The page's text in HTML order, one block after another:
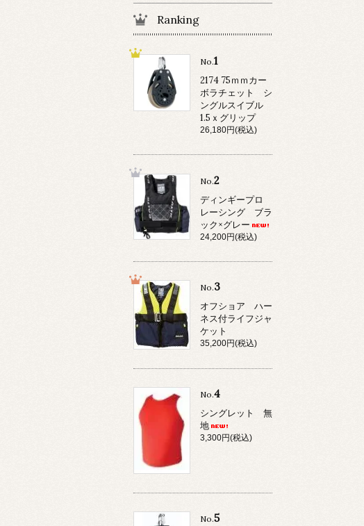
Ranking
No.1
2174 75ｍｍカー
ボラチェット シ
ングルスイブル
1.5ｘグリップ
26,180円(税込)
No.2
ディンギープロ
レーシング ブラ
ック×グレー
24,200円(税込)
No.3
オフショア ハー
ネス付ライフジャ
ケット
35,200円(税込)
No.4
シングレット 無
地
3,300円(税込)
No.5